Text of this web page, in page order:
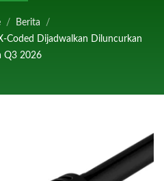
Pada
Produsen
Bersertifikat
Tahan Air |
/ Berita
/
Coded Dijadwalkan Diluncurkan
Q3 2026